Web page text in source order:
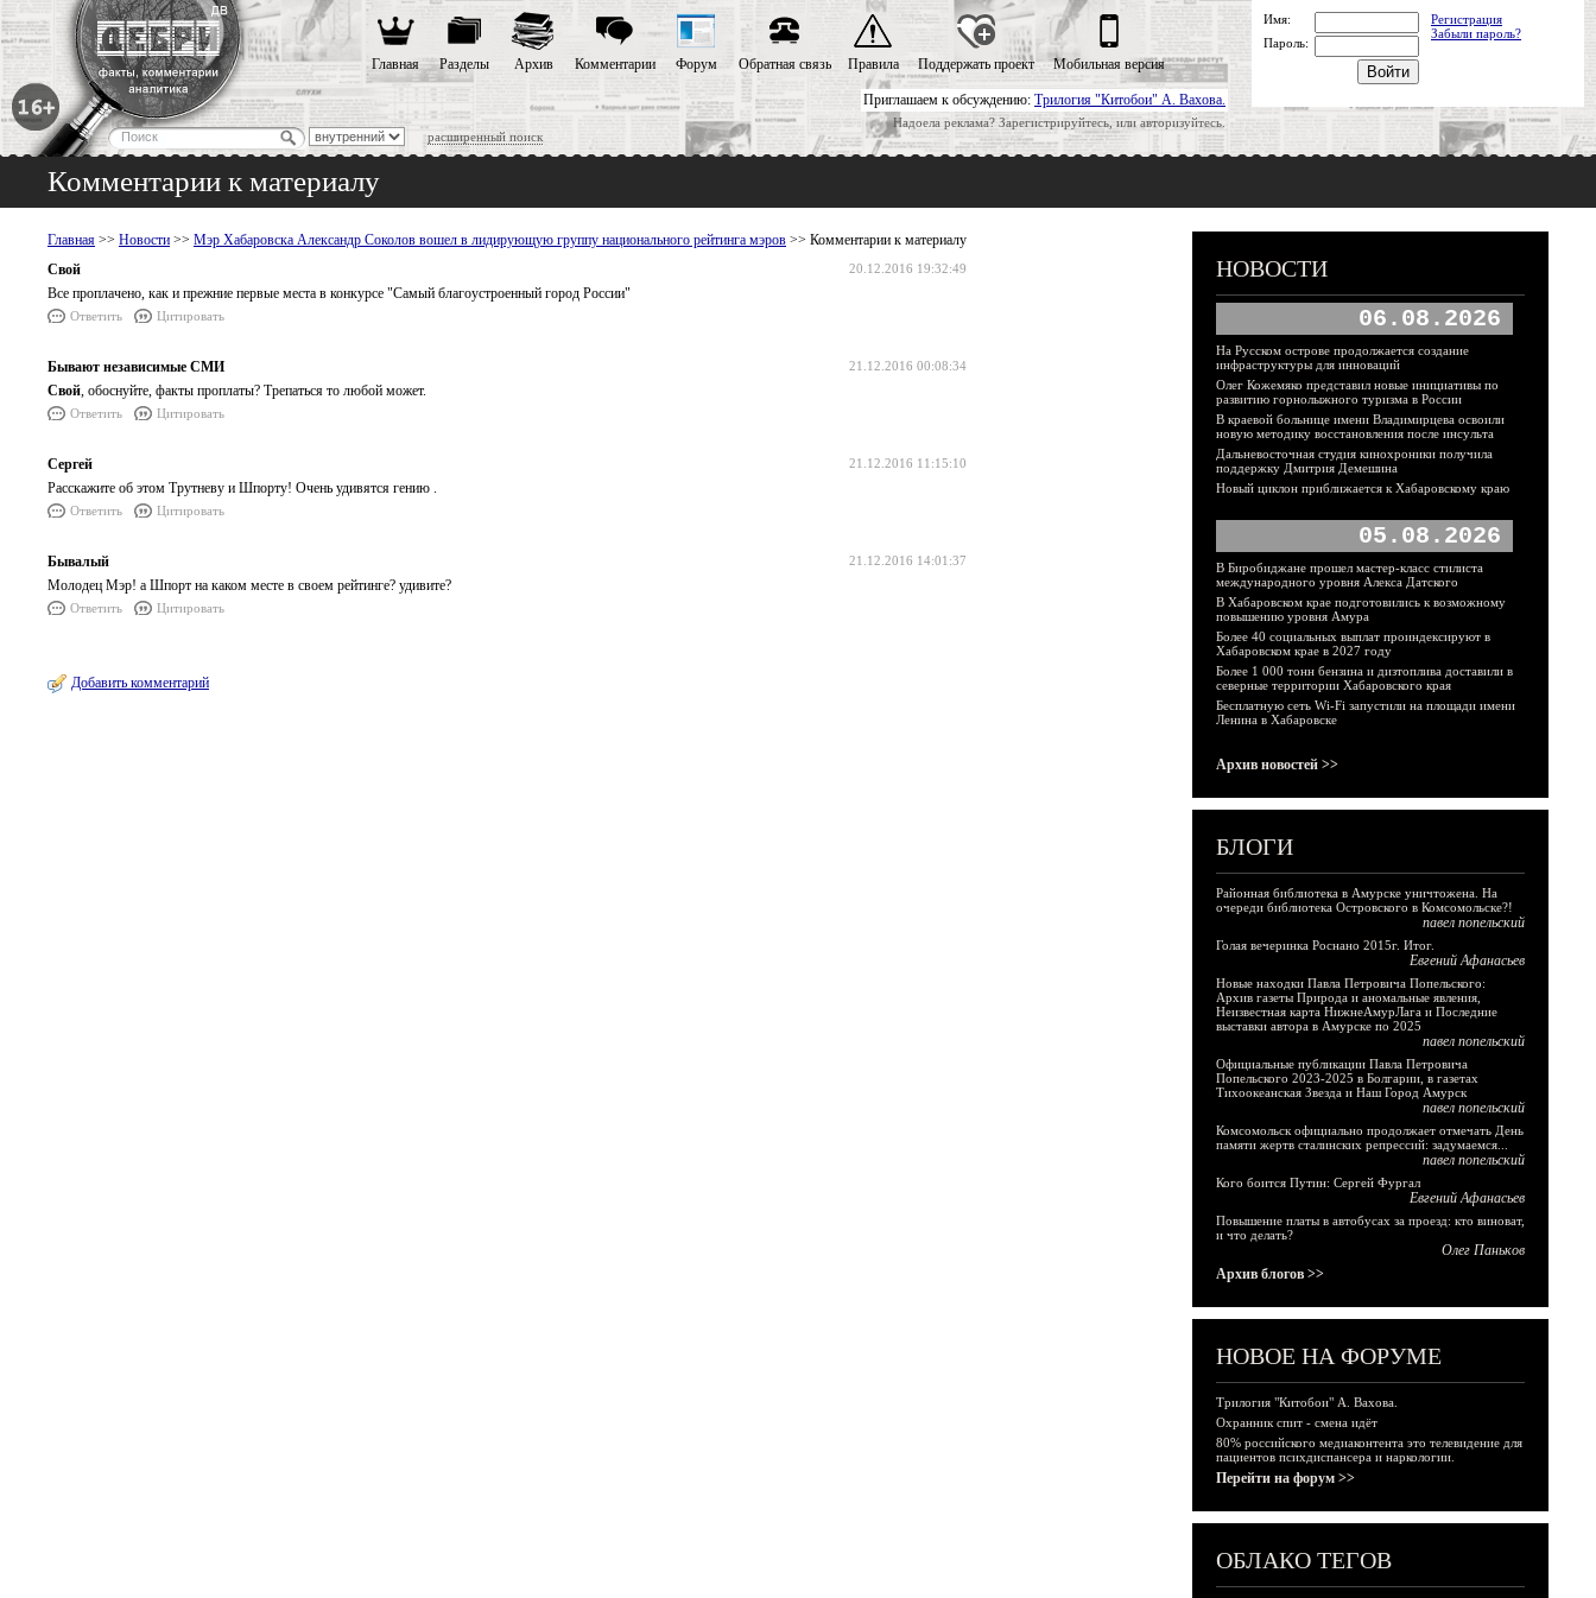
Приглашаем к обсуждению: Трилогия "Китобои" А. Вахова.
Надоела реклама? Зарегистрируйтесь, или авторизуйтесь.
расширенный поиск
Главная Разделы Архив Комментарии Форум Обратная связь Правила Поддержать проект Мобильная версия
Имя:
Регистрация
Забыли пароль?
Пароль:
Комментарии к материалу
Главная >> Новости >> Мэр Хабаровска Александр Соколов вошел в лидирующую группу национального рейтинга мэров >> Комментарии к материалу
20.12.2016 19:32:49
Свой
Все проплачено, как и прежние первые места в конкурсе "Самый благоустроенный город России"
Ответить Цитировать
21.12.2016 00:08:34
Бывают независимые СМИ
Свой, обоснуйте, факты проплаты? Трепаться то любой может.
Ответить Цитировать
21.12.2016 11:15:10
Сергей
Расскажите об этом Трутневу и Шпорту! Очень удивятся гению .
Ответить Цитировать
21.12.2016 14:01:37
Бывалый
Молодец Мэр! а Шпорт на каком месте в своем рейтинге? удивите?
Ответить Цитировать
Добавить комментарий
НОВОСТИ
06.08.2026
На Русском острове продолжается создание
инфраструктуры для инноваций
Олег Кожемяко представил новые инициативы по
развитию горнолыжного туризма в России
В краевой больнице имени Владимирцева освоили
новую методику восстановления после инсульта
Дальневосточная студия кинохроники получила
поддержку Дмитрия Демешина
Новый циклон приближается к Хабаровскому краю
05.08.2026
В Биробиджане прошел мастер-класс стилиста
международного уровня Алекса Датского
В Хабаровском крае подготовились к возможному
повышению уровня Амура
Более 40 социальных выплат проиндексируют в
Хабаровском крае в 2027 году
Более 1 000 тонн бензина и дизтоплива доставили в
северные территории Хабаровского края
Бесплатную сеть Wi-Fi запустили на площади имени
Ленина в Хабаровске
Архив новостей >>
БЛОГИ
Районная библиотека в Амурске уничтожена. На
очереди библиотека Островского в Комсомольске?!
павел попельский
Голая вечеринка Роснано 2015г. Итог.
Евгений Афанасьев
Новые находки Павла Петровича Попельского:
Архив газеты Природа и аномальные явления,
Неизвестная карта НижнеАмурЛага и Последние
выставки автора в Амурске по 2025
павел попельский
Официальные публикации Павла Петровича
Попельского 2023-2025 в Болгарии, в газетах
Тихоокеанская Звезда и Наш Город Амурск
павел попельский
Комсомольск официально продолжает отмечать День
памяти жертв сталинских репрессий: задумаемся...
павел попельский
Кого боится Путин: Сергей Фургал
Евгений Афанасьев
Повышение платы в автобусах за проезд: кто виноват,
и что делать?
Олег Паньков
Архив блогов >>
НОВОЕ НА ФОРУМЕ
Трилогия "Китобои" А. Вахова.
Охранник спит - смена идёт
80% российского медиаконтента это телевидение для
пациентов психдиспансера и наркологии.
Перейти на форум >>
ОБЛАКО ТЕГОВ